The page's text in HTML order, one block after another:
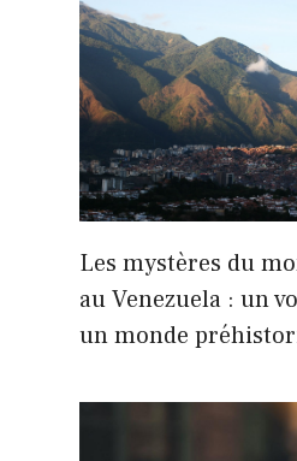
Les mystères du
au Venezuela : un
un monde